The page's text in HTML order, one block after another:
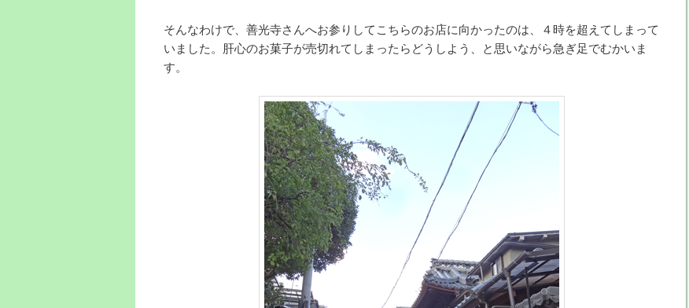
そんなわけで、善光寺さんへお参りしてこちらのお店に向かったのは、４時を超えてしまって
いました。肝心のお菓子が売切れてしまったらどうしよう、と思いながら急ぎ足でむかいま
す。